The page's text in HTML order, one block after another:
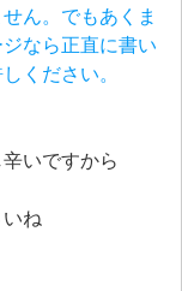
ん。でもあくま
なら正直に書い
ください。
いですから
ね